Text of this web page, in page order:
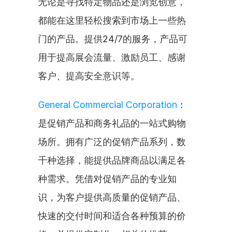
都能在这里轻松搜索到市场上一些热
门的产品。提供24/7的服务，产品可
用于提高展会流量、激励员工、感谢
客户、提高安全意识等。
General Commercial Corporation ：
是促销产品和商务礼品的一站式购物
场所。拥有广泛的促销产品系列，数
千种选择，能提供品牌商品以满足各
种需求。凭借对促销产品的专业知
识，为客户提供高质量的促销产品、
快速的交付时间和适合各种预算的价